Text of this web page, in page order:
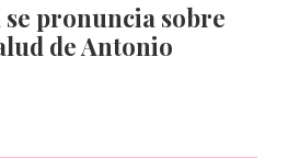
pronuncia sobre
de Antonio